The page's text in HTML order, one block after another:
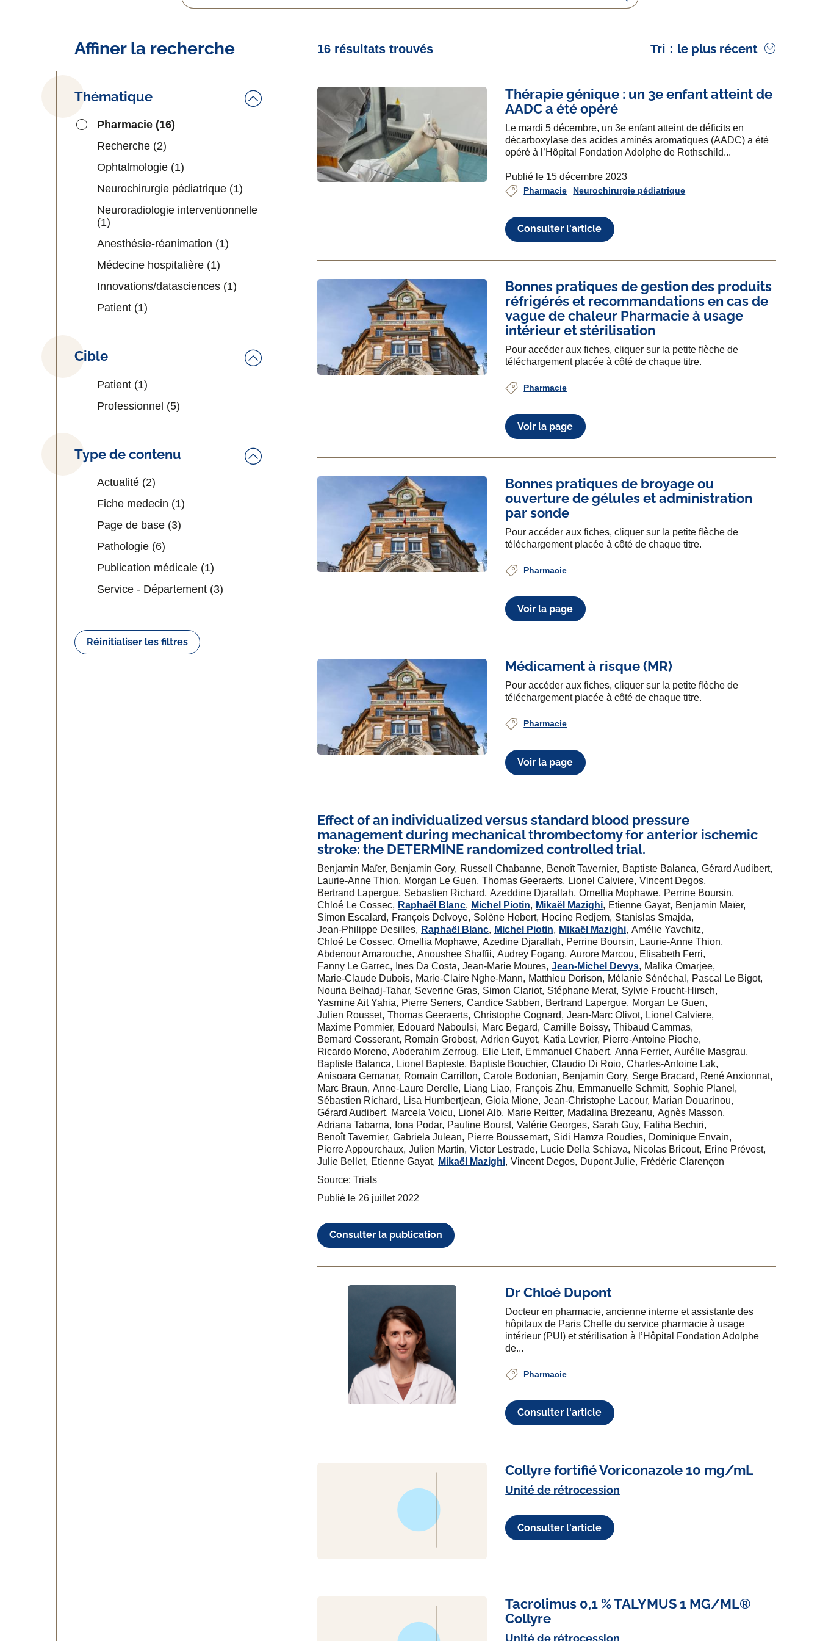
Affiner la recherche
Thématique
Pharmacie (16)
Recherche (2)
Ophtalmologie (1)
Neurochirurgie pédiatrique (1)
Neuroradiologie interventionnelle
(1)
Anesthésie-réanimation (1)
Médecine hospitalière (1)
Innovations/datasciences (1)
Patient (1)
Cible
Patient (1)
Professionnel (5)
Type de contenu
Actualité (2)
Fiche medecin (1)
Page de base (3)
Pathologie (6)
Publication médicale (1)
Service - Département (3)
Réinitialiser les filtres
16 résultats trouvés Tri : le plus récent
Thérapie génique : un 3e enfant atteint de
AADC a été opéré
Le mardi 5 décembre, un 3e enfant atteint de déficits en
décarboxylase des acides aminés aromatiques (AADC) a été
opéré à l’Hôpital Fondation Adolphe de Rothschild...
Publié le 15 décembre 2023
Pharmacie Neurochirurgie pédiatrique
Consulter l'article
Bonnes pratiques de gestion des produits
réfrigérés et recommandations en cas de
vague de chaleur Pharmacie à usage
intérieur et stérilisation
Pour accéder aux fiches, cliquer sur la petite flèche de
téléchargement placée à côté de chaque titre.
Pharmacie
Voir la page
Bonnes pratiques de broyage ou
ouverture de gélules et administration
par sonde
Pour accéder aux fiches, cliquer sur la petite flèche de
téléchargement placée à côté de chaque titre.
Pharmacie
Voir la page
Médicament à risque (MR)
Pour accéder aux fiches, cliquer sur la petite flèche de
téléchargement placée à côté de chaque titre.
Pharmacie
Voir la page
Effect of an individualized versus standard blood pressure
management during mechanical thrombectomy for anterior ischemic
stroke: the DETERMINE randomized controlled trial.
Benjamin Maïer Benjamin Gory Russell Chabanne Benoît Tavernier Baptiste Balanca Gérard Audibert
Laurie-Anne Thion
Morgan Le Guen Thomas Geeraerts Lionel Calviere Vincent Degos
Bertrand Lapergue Sebastien Richard Azeddine Djarallah Ornellia Mophawe
Perrine Boursin
Chloé Le Cossec
Raphaël Blanc Michel Piotin Mikaël Mazighi Etienne Gayat
Benjamin Maïer
Simon Escalard
François Delvoye Solène Hebert Hocine Redjem Stanislas Smajda
Jean-Philippe Desilles
Raphaël Blanc Michel Piotin Mikaël Mazighi Amélie Yavchitz
Chloé Le Cossec Ornellia Mophawe Azedine Djarallah Perrine Boursin
Laurie-Anne Thion
Abdenour Amarouche Anoushee Shaffii Audrey Fogang Aurore Marcou
Elisabeth Ferri
Fanny Le Garrec
Ines Da Costa Jean-Marie Moures Jean-Michel Devys
Malika Omarjee
Marie-Claude Dubois
Marie-Claire Nghe-Mann Matthieu Dorison Mélanie Sénéchal
Pascal Le Bigot
Nouria Belhadj-Tahar Severine Gras Simon Clariot Stéphane Merat Sylvie Froucht-Hirsch
Yasmine Ait Yahia
Pierre Seners Candice Sabben Bertrand Lapergue
Morgan Le Guen
Julien Rousset Thomas Geeraerts Christophe Cognard Jean-Marc Olivot
Lionel Calviere
Maxime Pommier
Edouard Naboulsi Marc Begard Camille Boissy Thibaud Cammas
Bernard Cosserant
Romain Grobost Adrien Guyot Katia Levrier
Pierre-Antoine Pioche
Ricardo Moreno Abderahim Zerroug Elie Lteif Emmanuel Chabert Anna Ferrier Aurélie Masgrau
Baptiste Balanca
Lionel Bapteste Baptiste Bouchier Claudio Di Roio Charles-Antoine Lak
Anisoara Gemanar
Romain Carrillon Carole Bodonian Benjamin Gory Serge Bracard
René Anxionnat
Marc Braun Anne-Laure Derelle Liang Liao François Zhu Emmanuelle Schmitt Sophie Planel
Sébastien Richard
Lisa Humbertjean Gioia Mione Jean-Christophe Lacour
Marian Douarinou
Gérard Audibert
Marcela Voicu Lionel Alb Marie Reitter Madalina Brezeanu Agnès Masson
Adriana Tabarna
Iona Podar Pauline Bourst Valérie Georges Sarah Guy
Fatiha Bechiri
Benoît Tavernier Gabriela Julean Pierre Boussemart Sidi Hamza Roudies
Dominique Envain
Pierre Appourchaux Julien Martin Victor Lestrade Lucie Della Schiava Nicolas Bricout
Erine Prévost
Julie Bellet
Etienne Gayat Mikaël Mazighi Vincent Degos Dupont Julie
Frédéric Clarençon
Source: Trials
Publié le 26 juillet 2022
Consulter la publication
DrChloé Dupont
Docteur en pharmacie, ancienne interne et assistante des
hôpitaux de Paris Cheffe du service pharmacie à usage
intérieur (PUI) et stérilisation à l’Hôpital Fondation Adolphe
de...
Pharmacie
Consulter l'article
Collyre fortifié Voriconazole 10 mg/mL
Unité de rétrocession
Consulter l'article
Tacrolimus 0,1 % TALYMUS 1 MG/ML®
Collyre
Unité de rétrocession